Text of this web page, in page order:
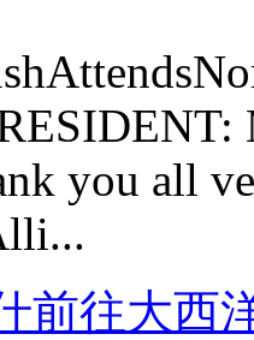
you all
前往大西